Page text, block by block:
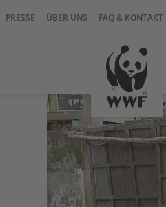
PRESSE ÜBER UNS FAQ & KONTAKT